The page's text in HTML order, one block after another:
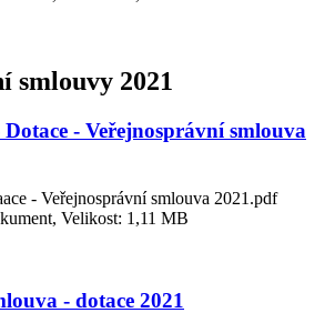
smlouvy 2021
- Veřejnosprávní smlouva
- Veřejnosprávní smlouva 2021.pdf
Velikost: 1,11 MB
- dotace 2021